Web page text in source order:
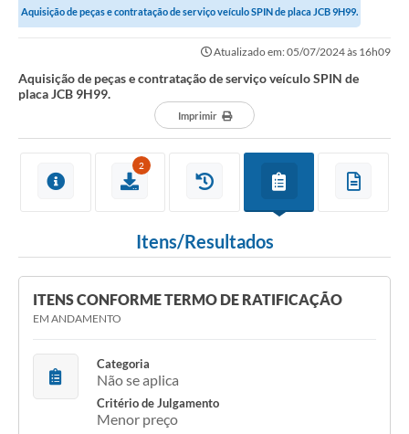
Serviços Online
Esportes
Agenda
Acesso Rápido
Aquisição de peças e contratação de serviço veículo SPIN de placa JCB 9H99.
Atualizado em: 05/07/2024 às 16h09
Aquisição de peças e contratação de serviço veículo SPIN de
placa JCB 9H99.
Imprimir
2
Itens/Resultados
ITENS CONFORME TERMO DE RATIFICAÇÃO
EM ANDAMENTO
Categoria
Não se aplica
Critério de Julgamento
Menor preço